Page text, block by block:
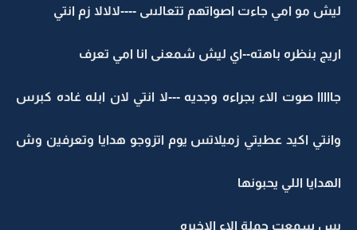
ليش مو امي جاءت اصواتهم تتعالىىى ----لالالا زم انتي
اريج بنظره باهته--اي ليش شمعنى انا امي تعرف
جااااا صوت الاء بجراءه وجديه ---لا انتي لان ابله غاده كبرس
وانتي اكيد عطيتي زميلاتس يوم اتزوجو هدايا وتعرفين وش
الهدايا اللي يحبونها
بس سمعت جملة الاء الاخيره